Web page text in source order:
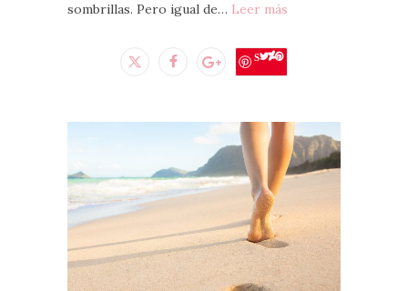
sombrillas. Pero igual de… Leer más
Save